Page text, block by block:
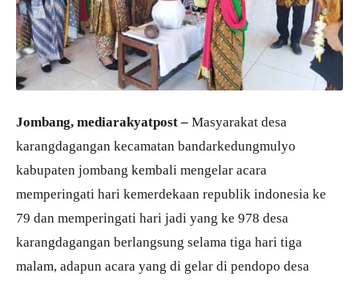
Jombang, mediarakyatpost – Masyarakat desa
karangdagangan kecamatan bandarkedungmulyo
kabupaten jombang kembali mengelar acara
memperingati hari kemerdekaan republik indonesia ke
79 dan memperingati hari jadi yang ke 978 desa
karangdagangan berlangsung selama tiga hari tiga
malam, adapun acara yang di gelar di pendopo desa